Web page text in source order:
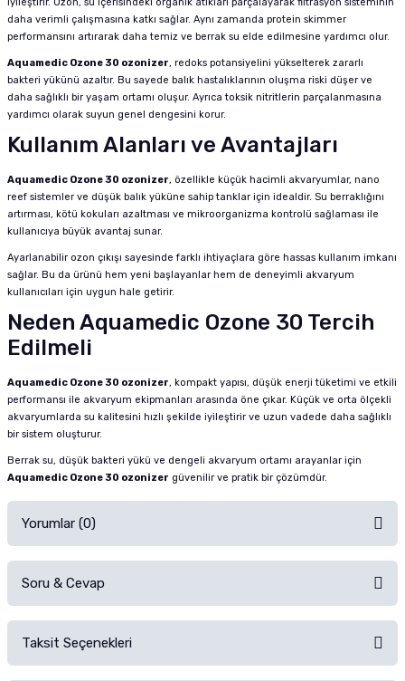
daha verimli çalışmasına katkı sağlar. Aynı zamanda protein skimmer
performansını artırarak daha temiz ve berrak su elde edilmesine yardımcı olur.
Aquamedic Ozone 30 ozonizer, redoks potansiyelini yükselterek zararlı
bakteri yükünü azaltır. Bu sayede balık hastalıklarının oluşma riski düşer ve
daha sağlıklı bir yaşam ortamı oluşur. Ayrıca toksik nitritlerin parçalanmasına
yardımcı olarak suyun genel dengesini korur.
Kullanım Alanları ve Avantajları
Aquamedic Ozone 30 ozonizer, özellikle küçük hacimli akvaryumlar, nano
reef sistemler ve düşük balık yüküne sahip tanklar için idealdir. Su berraklığını
artırması, kötü kokuları azaltması ve mikroorganizma kontrolü sağlaması ile
kullanıcıya büyük avantaj sunar.
Ayarlanabilir ozon çıkışı sayesinde farklı ihtiyaçlara göre hassas kullanım imkanı
sağlar. Bu da ürünü hem yeni başlayanlar hem de deneyimli akvaryum
kullanıcıları için uygun hale getirir.
Neden Aquamedic Ozone 30 Tercih
Edilmeli
Aquamedic Ozone 30 ozonizer, kompakt yapısı, düşük enerji tüketimi ve etkili
performansı ile akvaryum ekipmanları arasında öne çıkar. Küçük ve orta ölçekli
akvaryumlarda su kalitesini hızlı şekilde iyileştirir ve uzun vadede daha sağlıklı
bir sistem oluşturur.
Berrak su, düşük bakteri yükü ve dengeli akvaryum ortamı arayanlar için
Aquamedic Ozone 30 ozonizer güvenilir ve pratik bir çözümdür.
Yorumlar (0)
Ürünü Satın Al ve Yorumla
Soru & Cevap
Taksit Seçenekleri